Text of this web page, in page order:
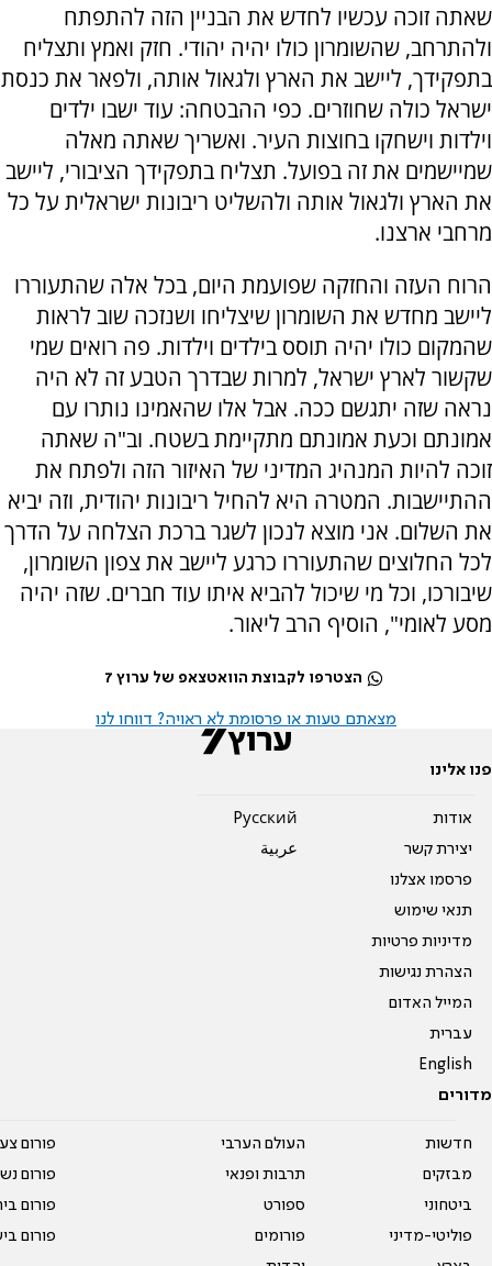
שאתה זוכה עכשיו לחדש את הבניין הזה להתפתח
ולהתרחב, שהשומרון כולו יהיה יהודי. חזק ואמץ ותצליח
בתפקידך, ליישב את הארץ ולגאול אותה, ולפאר את כנסת
ישראל כולה שחוזרים. כפי ההבטחה: עוד ישבו ילדים
וילדות וישחקו בחוצות העיר. ואשריך שאתה מאלה
שמיישמים את זה בפועל. תצליח בתפקידך הציבורי, ליישב
את הארץ ולגאול אותה ולהשליט ריבונות ישראלית על כל
מרחבי ארצנו.
הרוח העזה והחזקה שפועמת היום, בכל אלה שהתעוררו
ליישב מחדש את השומרון שיצליחו ושנזכה שוב לראות
שהמקום כולו יהיה תוסס בילדים וילדות. פה רואים שמי
שקשור לארץ ישראל, למרות שבדרך הטבע זה לא היה
נראה שזה יתגשם ככה. אבל אלו שהאמינו נותרו עם
אמונתם וכעת אמונתם מתקיימת בשטח. וב"ה שאתה
זוכה להיות המנהיג המדיני של האיזור הזה ולפתח את
ההתיישבות. המטרה היא להחיל ריבונות יהודית, וזה יביא
את השלום. אני מוצא לנכון לשגר ברכת הצלחה על הדרך
לכל החלוצים שהתעוררו כרגע ליישב את צפון השומרון,
שיבורכו, וכל מי שיכול להביא איתו עוד חברים. שזה יהיה
מסע לאומי", הוסיף הרב ליאור.
הצטרפו לקבוצת הוואטצאפ של ערוץ 7
מצאתם טעות או פרסומת לא ראויה? דווחו לנו
פנו אלינו
אודות
יצירת קשר
פרסמו אצלנו
תנאי שימוש
מדיניות פרטיות
הצהרת נגישות
המייל האדום
עברית
English
Pусский
عربية
מדורים
חדשות
מבזקים
ביטחוני
פוליטי-מדיני
העולם הערבי
תרבות ופנאי
ספורט
פורומים
פורום
פורום
פורום
פורום